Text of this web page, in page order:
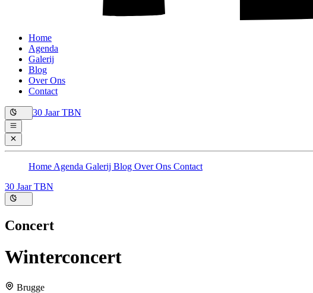
Home
Agenda
Galerij
Blog
Over Ons
Contact
30 Jaar TBN
Home Agenda Galerij Blog Over Ons Contact
30 Jaar TBN
Concert
Winterconcert
Brugge